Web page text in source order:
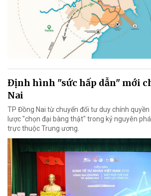
Định hình "sức hấp dẫn" mới
Nai
TP Đồng Nai từ chuyển đổi tư duy chính quyền
lược "chọn đại bàng thật" trong kỷ nguyên
trực thuộc Trung ương.